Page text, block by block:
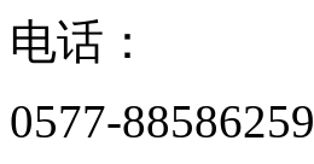
电话：
0577-88586259